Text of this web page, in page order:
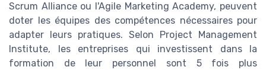
Scrum Alliance ou l'Agile Marketing Academy, peuvent
doter les équipes des compétences nécessaires pour
adapter leurs pratiques. Selon Project Management
Institute, les entreprises qui investissent dans la
formation de leur personnel sont 5 fois plus